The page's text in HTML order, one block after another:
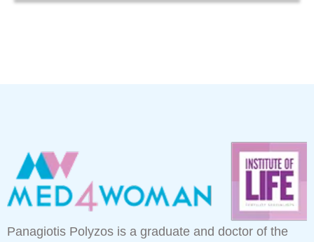
Panagiotis Polyzos is a graduate and doctor of the